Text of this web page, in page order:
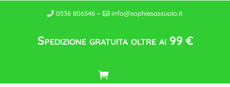
0536 806546 – info@sophiesassuolo.it
Spedizione gratuita oltre ai 99 €